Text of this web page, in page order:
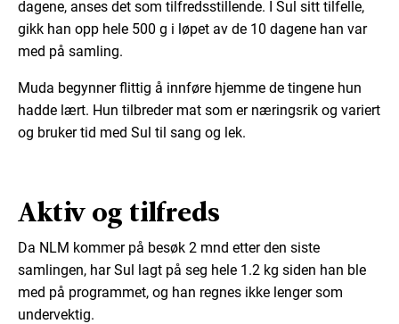
dagene, anses det som tilfredsstillende. I Sul sitt tilfelle,
gikk han opp hele 500 g i løpet av de 10 dagene han var
med på samling.
Muda begynner flittig å innføre hjemme de tingene hun
hadde lært. Hun tilbreder mat som er næringsrik og variert
og bruker tid med Sul til sang og lek.
Aktiv og tilfreds
Da NLM kommer på besøk 2 mnd etter den siste
samlingen, har Sul lagt på seg hele 1.2 kg siden han ble
med på programmet, og han regnes ikke lenger som
undervektig.